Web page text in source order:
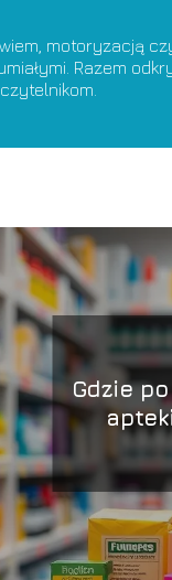
motoryzacją
Razem
Gdzie